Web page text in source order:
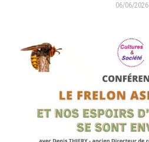
06/06/2026